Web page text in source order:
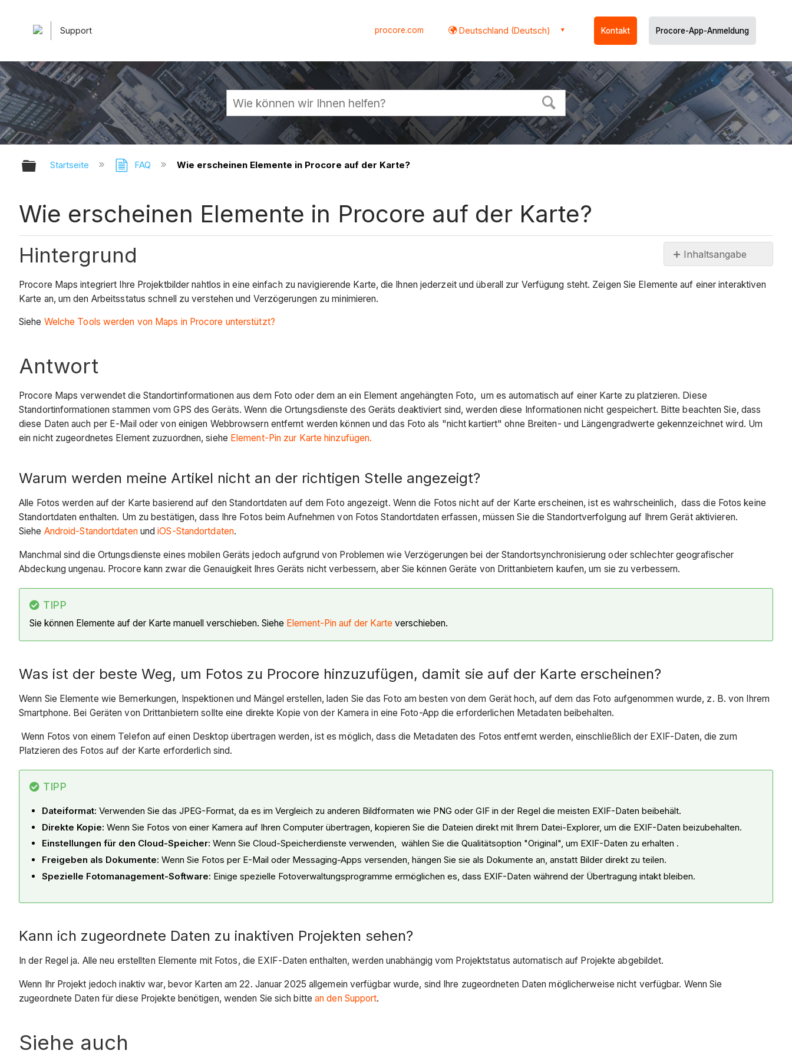
Support procore.com Deutschland (Deutsch) Kontakt Procore-App-Anmeldung
Globale Hierarchie auf- und zuklappen
Startseite FAQ Wie erscheinen Elemente in Procore auf der Karte?
Wie erscheinen Elemente in Procore auf der Karte?
Inhaltsangabe
Antwort
der
richtigen
Stelle
der
beste
Fotos
der
Kann
zugeordnete
auch
Hintergrund
Procore Maps integriert Ihre Projektbilder nahtlos in eine einfach zu navigierende Karte, die Ihnen jederzeit und überall zur Verfügung steht. Zeigen Sie Elemente auf einer interaktiven
Karte an, um den Arbeitsstatus schnell zu verstehen und Verzögerungen zu minimieren.
Siehe Welche Tools werden von Maps in Procore unterstützt?
Antwort
Procore Maps verwendet die Standortinformationen aus dem Foto oder dem an ein Element angehängten Foto, um es automatisch auf einer Karte zu platzieren. Diese
Standortinformationen stammen vom GPS des Geräts. Wenn die Ortungsdienste des Geräts deaktiviert sind, werden diese Informationen nicht gespeichert. Bitte beachten Sie, dass
diese Daten auch per E-Mail oder von einigen Webbrowsern entfernt werden können und das Foto als "nicht kartiert" ohne Breiten- und Längengradwerte gekennzeichnet wird. Um
ein nicht zugeordnetes Element zuzuordnen, siehe Element-Pin zur Karte hinzufügen.
Warum werden meine Artikel nicht an der richtigen Stelle angezeigt?
Alle Fotos werden auf der Karte basierend auf den Standortdaten auf dem Foto angezeigt. Wenn die Fotos nicht auf der Karte erscheinen, ist es wahrscheinlich, dass die Fotos keine
Standortdaten enthalten. Um zu bestätigen, dass Ihre Fotos beim Aufnehmen von Fotos Standortdaten erfassen, müssen Sie die Standortverfolgung auf Ihrem Gerät aktivieren.
Siehe Android-StandortdatenundiOS-Standortdaten.
Manchmal sind die Ortungsdienste eines mobilen Geräts jedoch aufgrund von Problemen wie Verzögerungen bei der Standortsynchronisierung oder schlechter geografischer
Abdeckung ungenau. Procore kann zwar die Genauigkeit Ihres Geräts nicht verbessern, aber Sie können Geräte von Drittanbietern kaufen, um sie zu verbessern.
TIPP
Sie können Elemente auf der Karte manuell verschieben. Siehe Element-Pin auf der Karte verschieben.
Was ist der beste Weg, um Fotos zu Procore hinzuzufügen, damit sie auf der Karte erscheinen?
Wenn Sie Elemente wie Bemerkungen, Inspektionen und Mängel erstellen, laden Sie das Foto am besten von dem Gerät hoch, auf dem das Foto aufgenommen wurde, z. B. von Ihrem
Smartphone. Bei Geräten von Drittanbietern sollte eine direkte Kopie von der Kamera in eine Foto-App die erforderlichen Metadaten beibehalten.
Wenn Fotos von einem Telefon auf einen Desktop übertragen werden, ist es möglich, dass die Metadaten des Fotos entfernt werden, einschließlich der EXIF-Daten, die zum
Platzieren des Fotos auf der Karte erforderlich sind.
TIPP
Dateiformat: Verwenden Sie das JPEG-Format, da es im Vergleich zu anderen Bildformaten wie PNG oder GIF in der Regel die meisten EXIF-Daten beibehält.
Direkte Kopie: Wenn Sie Fotos von einer Kamera auf Ihren Computer übertragen, kopieren Sie die Dateien direkt mit Ihrem Datei-Explorer, um die EXIF-Daten beizubehalten.
Einstellungen für den Cloud-Speicher: Wenn Sie Cloud-Speicherdienste verwenden, wählen Sie die Qualitätsoption "Original", um EXIF-Daten zu erhalten .
Freigeben als Dokumente: Wenn Sie Fotos per E-Mail oder Messaging-Apps versenden, hängen Sie sie als Dokumente an, anstatt Bilder direkt zu teilen.
Spezielle Fotomanagement-Software: Einige spezielle Fotoverwaltungsprogramme ermöglichen es, dass EXIF-Daten während der Übertragung intakt bleiben.
Kann ich zugeordnete Daten zu inaktiven Projekten sehen?
In der Regel ja. Alle neu erstellten Elemente mit Fotos, die EXIF-Daten enthalten, werden unabhängig vom Projektstatus automatisch auf Projekte abgebildet.
Wenn Ihr Projekt jedoch inaktiv war, bevor Karten am 22. Januar 2025 allgemein verfügbar wurde, sind Ihre zugeordneten Daten möglicherweise nicht verfügbar. Wenn Sie
zugeordnete Daten für diese Projekte benötigen, wenden Sie sich bittean den Support.
Siehe auch